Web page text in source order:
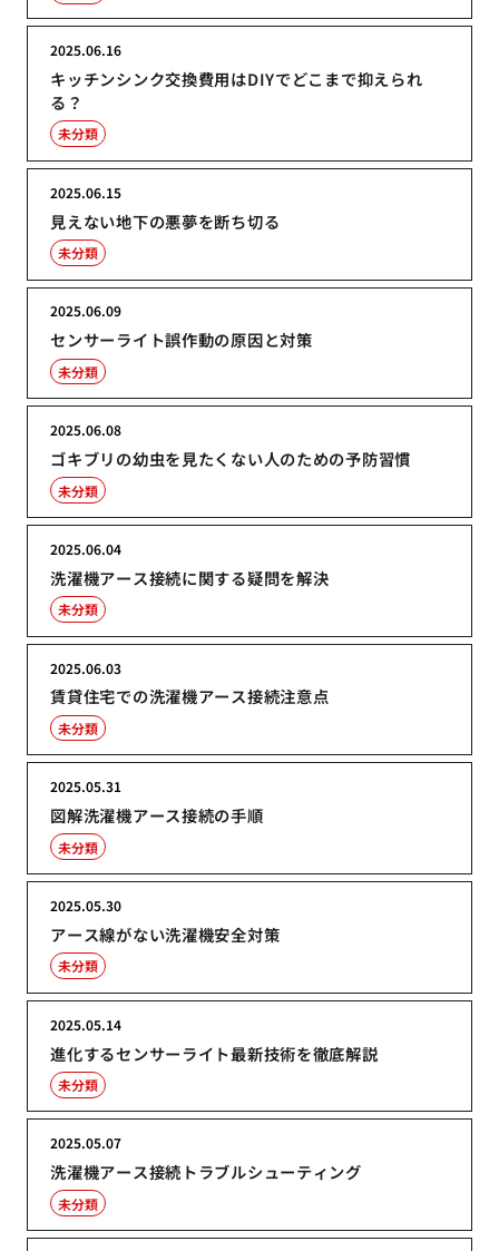
キッチンシンク交換費用はDIYでどこまで抑えられ
る？
2025.06.16
未分類
見えない地下の悪夢を断ち切る
2025.06.15
未分類
センサーライト誤作動の原因と対策
2025.06.09
未分類
ゴキブリの幼虫を見たくない人のための予防習慣
2025.06.08
未分類
洗濯機アース接続に関する疑問を解決
2025.06.04
未分類
賃貸住宅での洗濯機アース接続注意点
2025.06.03
未分類
図解洗濯機アース接続の手順
2025.05.31
未分類
アース線がない洗濯機安全対策
2025.05.30
未分類
進化するセンサーライト最新技術を徹底解説
2025.05.14
未分類
洗濯機アース接続トラブルシューティング
2025.05.07
未分類